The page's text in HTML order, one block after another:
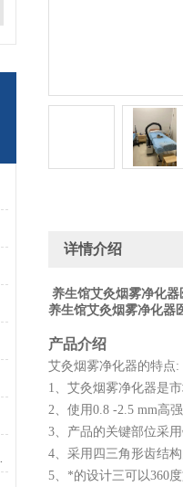
详情介绍
养生馆艾灸烟雾净化
养生馆艾灸烟雾净化器
产品介绍
艾灸烟雾净化器的特点:
1、艾灸烟雾净化器是
2、使用0.8 -2.5 mm高
3、产品的关键部位采
4、采用四三角形齿结
5、*的设计三可以360